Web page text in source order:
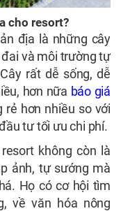
cho resort?
địa là những cây
và môi trường tự
rất dễ sống, dễ
hơn nữa báo giá
rẻ hơn nhiều so với
tư tối ưu chi phí.
không còn là
ảnh, tự sướng mà
Họ có cơ hội tìm
về văn hóa nông